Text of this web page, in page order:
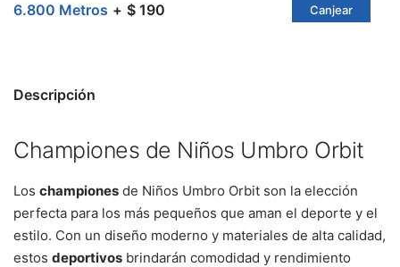
6.800 Metros $ 190 Canjear
Descripción
Championes de Niños Umbro Orbit
Los championes de Niños Umbro Orbit son la elección
perfecta para los más pequeños que aman el deporte y el
estilo. Con un diseño moderno y materiales de alta calidad,
estos deportivos brindarán comodidad y rendimiento